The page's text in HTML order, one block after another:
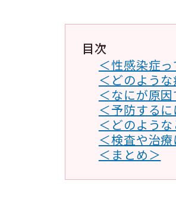
目次
＜性感染症
＜どのよう
＜なにが原
＜予防する
＜どのよう
＜検査や治
＜まとめ＞